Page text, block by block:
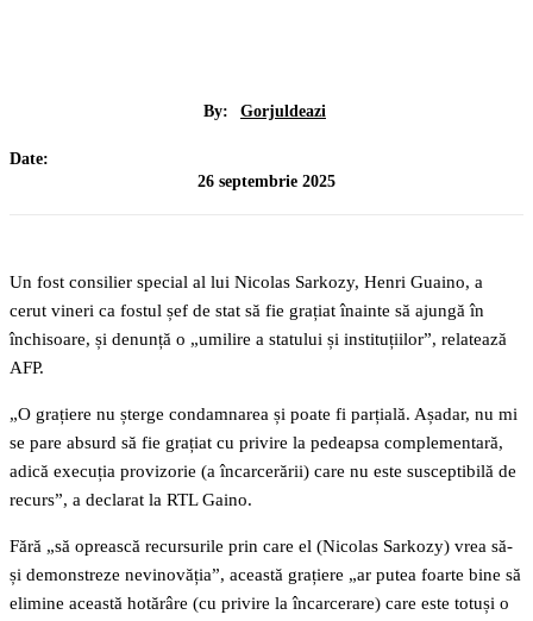
By: Gorjuldeazi
Date:
26 septembrie 2025
Un fost consilier special al lui Nicolas Sarkozy, Henri Guaino, a
cerut vineri ca fostul șef de stat să fie grațiat înainte să ajungă în
închisoare, și denunță o „umilire a statului și instituțiilor”, relatează
AFP.
„O grațiere nu șterge condamnarea și poate fi parțială. Așadar, nu mi
se pare absurd să fie grațiat cu privire la pedeapsa complementară,
adică execuția provizorie (a încarcerării) care nu este susceptibilă de
recurs”, a declarat la RTL Gaino.
Fără „să oprească recursurile prin care el (Nicolas Sarkozy) vrea să-
și demonstreze nevinovăția”, această grațiere „ar putea foarte bine să
elimine această hotărâre (cu privire la încarcerare) care este totuși o